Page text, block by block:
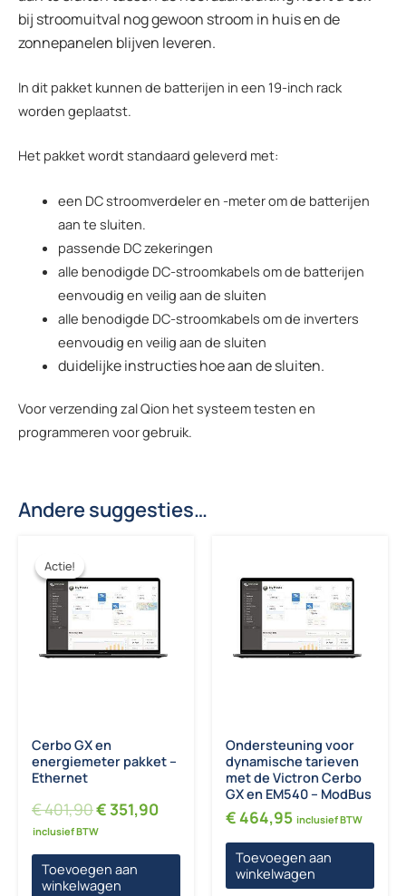
bij stroomuitval nog gewoon stroom in huis en de
zonnepanelen blijven leveren.
In dit pakket kunnen de batterijen in een 19-inch rack
worden geplaatst.
Het pakket wordt standaard geleverd met:
een DC stroomverdeler en -meter om de batterijen
aan te sluiten.
passende DC zekeringen
alle benodigde DC-stroomkabels om de batterijen
eenvoudig en veilig aan de sluiten
alle benodigde DC-stroomkabels om de inverters
eenvoudig en veilig aan de sluiten
duidelijke instructies hoe aan de sluiten.
Voor verzending zal Qion het systeem testen en
programmeren voor gebruik.
Andere suggesties…
Actie!
Actie!
Cerbo GX en
energiemeter pakket –
Ethernet
€401,90Oorspronkelijke prijs was: € 401,90.
€351,90Huidige prijs is: € 351,90.
inclusief BTW
Toevoegen aan
winkelwagen
Ondersteuning voor
dynamische tarieven
met de Victron Cerbo
GX en EM540 – ModBus
€464,95 inclusief BTW
Toevoegen aan
winkelwagen